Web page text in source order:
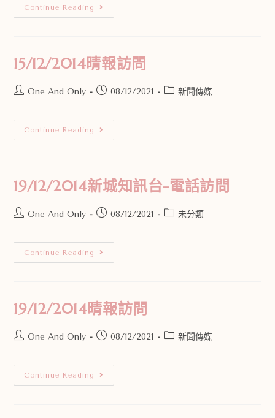
Continue Reading
15/12/2014晴報訪問
One And Only 08/12/2021 新聞傳媒
Continue Reading
19/12/2014新城知訊台-電話訪問
One And Only 08/12/2021 未分類
Continue Reading
19/12/2014晴報訪問
One And Only 08/12/2021 新聞傳媒
Continue Reading